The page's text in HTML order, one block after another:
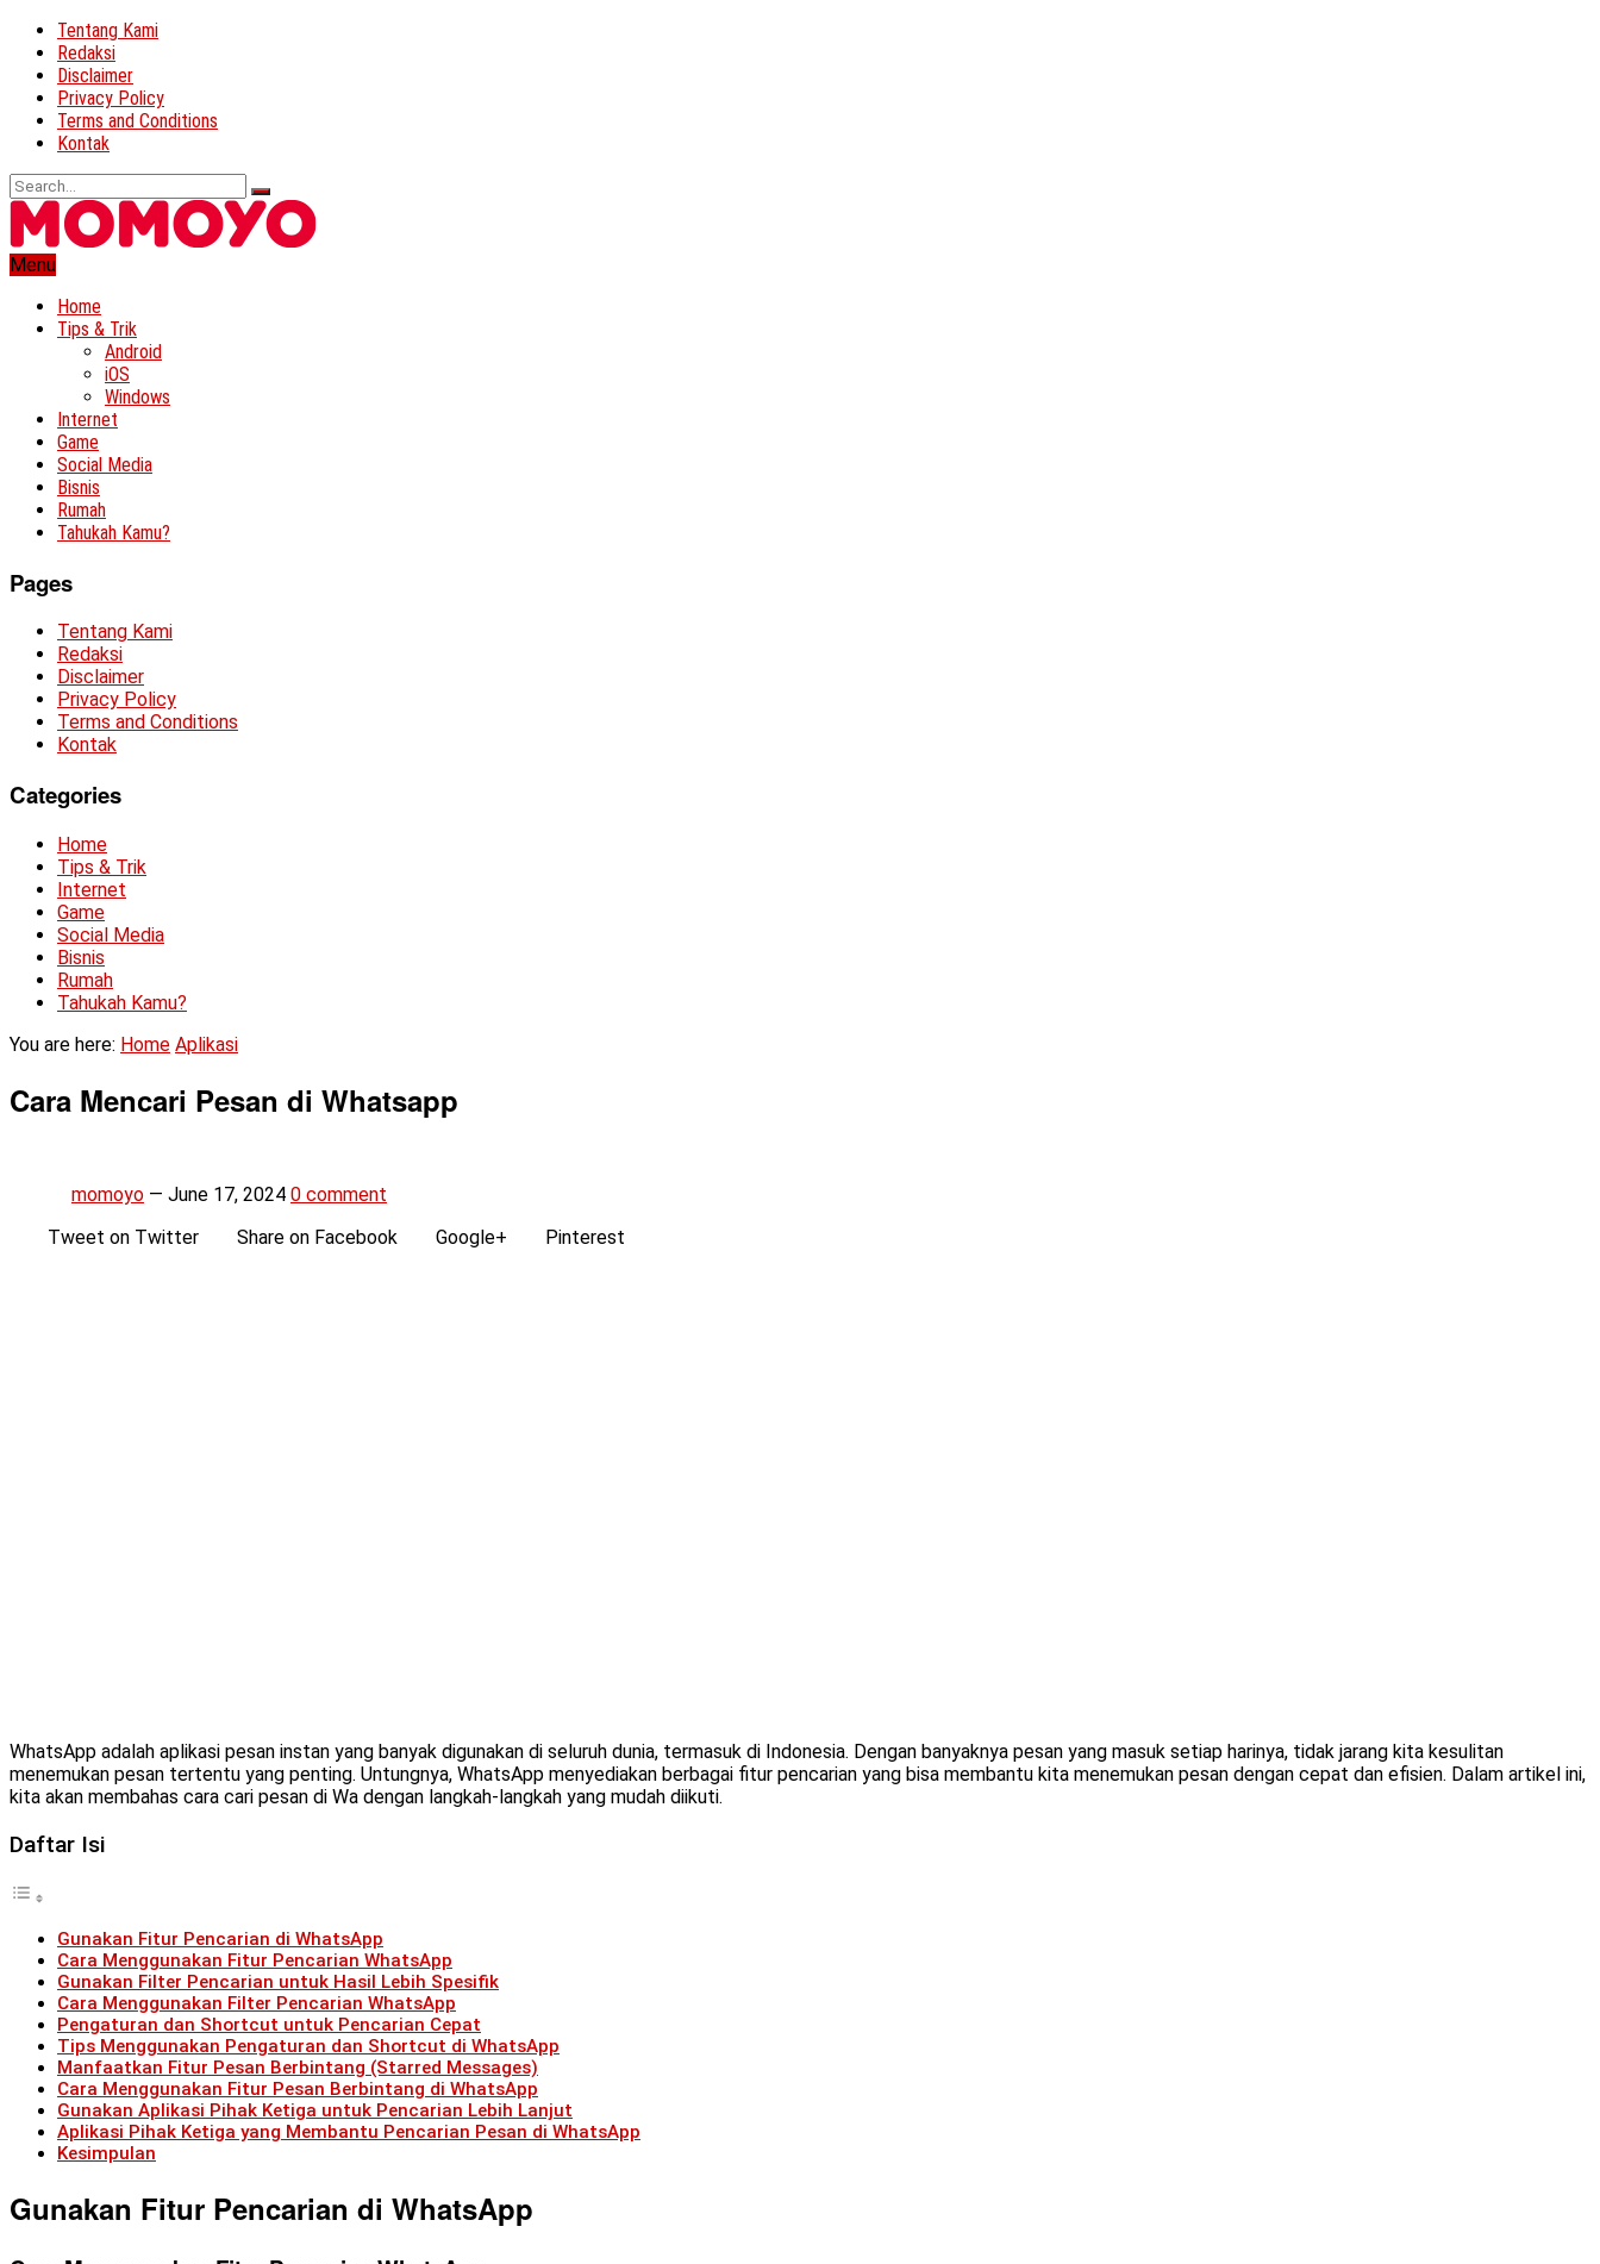
Tentang Kami
Redaksi
Disclaimer
Privacy Policy
Terms and Conditions
Kontak
Menu
Home
Tips & Trik
Android
iOS
Windows
Internet
Game
Social Media
Bisnis
Rumah
Tahukah Kamu?
Pages
Tentang Kami
Redaksi
Disclaimer
Privacy Policy
Terms and Conditions
Kontak
Categories
Home
Tips & Trik
Internet
Game
Social Media
Bisnis
Rumah
Tahukah Kamu?
You are here: Home Aplikasi
Cara Mencari Pesan di Whatsapp
momoyo — June 17, 2024 0 comment
Tweet on Twitter
Share on Facebook Google+ Pinterest
WhatsApp adalah aplikasi pesan instan yang banyak digunakan di seluruh dunia, termasuk di Indonesia. Dengan banyaknya pesan yang masuk setiap harinya, tidak jarang kita kesulitan
menemukan pesan tertentu yang penting. Untungnya, WhatsApp menyediakan berbagai fitur pencarian yang bisa membantu kita menemukan pesan dengan cepat dan efisien. Dalam artikel ini,
kita akan membahas cara cari pesan di Wa dengan langkah-langkah yang mudah diikuti.
Daftar Isi
Gunakan Fitur Pencarian di WhatsApp
Cara Menggunakan Fitur Pencarian WhatsApp
Gunakan Filter Pencarian untuk Hasil Lebih Spesifik
Cara Menggunakan Filter Pencarian WhatsApp
Pengaturan dan Shortcut untuk Pencarian Cepat
Tips Menggunakan Pengaturan dan Shortcut di WhatsApp
Manfaatkan Fitur Pesan Berbintang (Starred Messages)
Cara Menggunakan Fitur Pesan Berbintang di WhatsApp
Gunakan Aplikasi Pihak Ketiga untuk Pencarian Lebih Lanjut
Aplikasi Pihak Ketiga yang Membantu Pencarian Pesan di WhatsApp
Kesimpulan
Gunakan Fitur Pencarian di WhatsApp